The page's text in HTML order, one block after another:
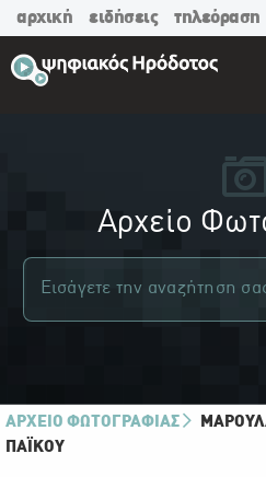
αρχική ειδήσεις τηλεόραση
Αρχείο
ΑΡΧΕΙΟ ΦΩΤΟΓΡΑΦΙΑΣ
ΠΑΪ́ΚΟΥ